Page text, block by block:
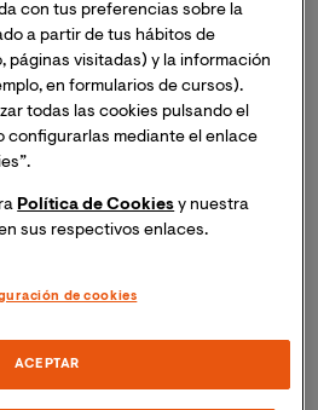
esenciales para la
la vida humana, es sabido (o
En la era digital actual, su
más evidente. En esta
recorrido por las nuevas
como disciplina,
las jóvenes están
poco, de las facultades de
con tus preferencias sobre la
a partir de tus hábitos de
páginas visitadas) y la información
en formularios de cursos).
todas las cookies pulsando el
configurarlas mediante el enlace
Política de Cookies y nuestra
sus respectivos enlaces.
de cookies
ACEPTAR